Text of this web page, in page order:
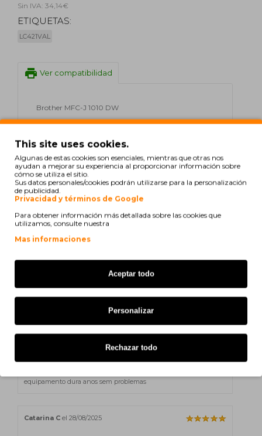
Sin IVA: 34,14€
ETIQUETAS:
LC421VAL
print Ver compatibilidad
Brother MFC-J 1010 DW
Brother DCP-J 1050 DW
Brother DCP-J 1800 DW
S. Teresael 16/04/2026
Teresa Sel 02/04/2026
Tinteiros originais e chegaram em perfeitas condições.
equipamento dura anos sem problemas
Catarina C el 28/08/2025
This site uses cookies.
Algunas de estas cookies son esenciales, mientras que otras nos
ayudan a mejorar su experiencia al proporcionar información sobre
cómo se utiliza el sitio.
Sus datos personales/cookies podrán utilizarse para la personalización
de publicidad.
Privacidad y términos de Google
Para obtener información más detallada sobre las cookies que
utilizamos, consulte nuestra
Mas informaciones
Aceptar todo
Personalizar
Rechazar todo